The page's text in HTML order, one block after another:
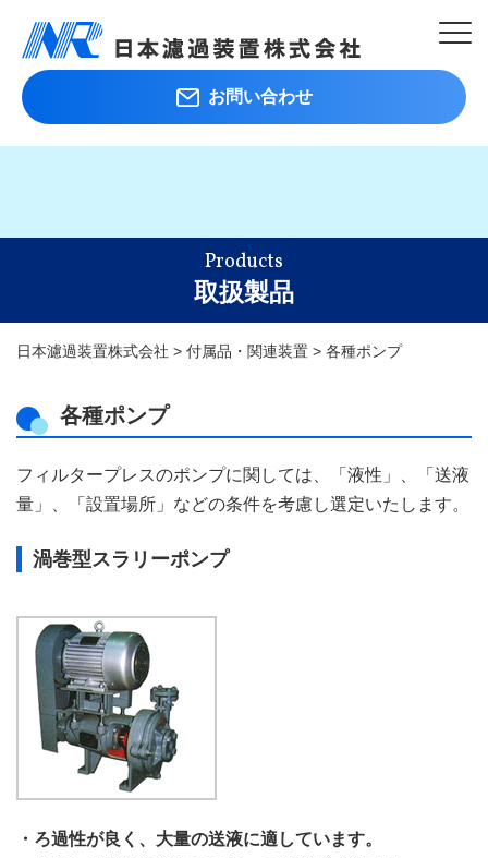
お問い合わせ
Products
取扱製品
日本濾過装置株式会社 > 付属品・関連装置 > 各種ポンプ
各種ポンプ
フィルタープレスのポンプに関しては、「液性」、「送液
量」、「設置場所」などの条件を考慮し選定いたします。
渦巻型スラリーポンプ
・ろ過性が良く、大量の送液に適しています。